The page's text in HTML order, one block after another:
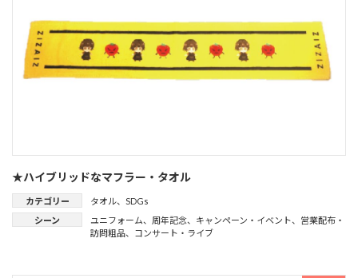
★ハイブリッドなマフラー・タオル
カテゴリー タオル、 SDGs
シーン
ユニフォーム、 周年記念、 キャンペーン・イベント、 営業配布・
訪問粗品、 コンサート・ライブ